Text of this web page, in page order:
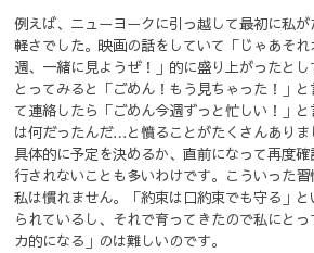
例えば、ニューヨークに引っ越して最初に私
軽さでした。映画の話をしていて「じゃあそ
週、一緒に見ようぜ！」的に盛り上がったと
とってみると「ごめん！もう見ちゃった！」
て連絡したら「ごめん今週ずっと忙しい！」
は何だったんだ…と憤ることがたくさんありま
具体的に予定を決めるか、直前になって再度
行されないことも多いわけです。こういった
私は慣れません。「約束は口約束でも守る」
られているし、それで育ってきたので私にと
カ的になる」のは難しいのです。